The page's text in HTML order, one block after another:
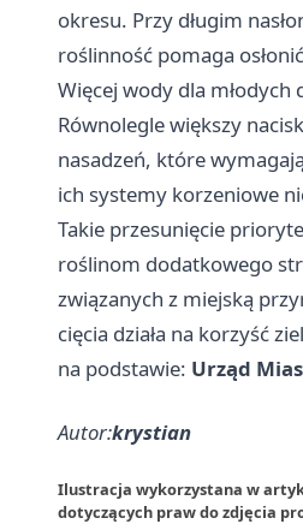
okresu. Przy długim
roślinność pomaga
Więcej wody dla młodych
Równolegle większy
nasadzeń, które
ich systemy korzeniowe
Takie przesunięcie
roślinom dodatkowego
związanych z miejską
cięcia działa na korzyść
na podstawie: Urząd
Autor:krystian
Ilustracja wykorzystana w
dotyczących praw do zdjęcia